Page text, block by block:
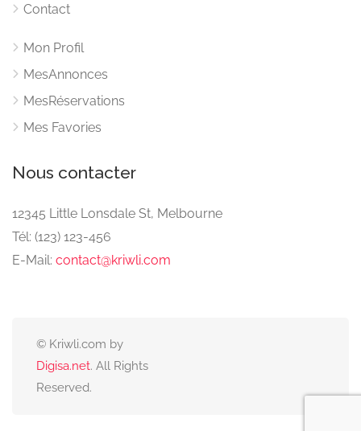
Contact
Mon Profil
MesAnnonces
MesRéservations
Mes Favories
Nous contacter
12345 Little Lonsdale St, Melbourne
Tél: (123) 123-456
E-Mail: contact@kriwli.com
© Kriwli.com by
Digisa.net. All Rights
Reserved.